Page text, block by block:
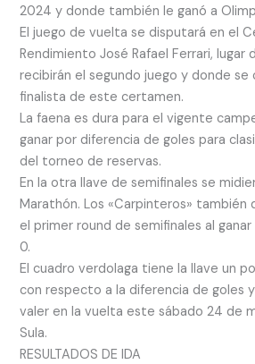
2024 y donde también le ganó a
El juego de vuelta se disputará en el
Rendimiento José Rafael Ferrari, lugar
recibirán el segundo juego y donde se
finalista de este certamen.
La faena es dura para el vigente
ganar por diferencia de goles para
del torneo de reservas.
En la otra llave de semifinales se
Marathón. Los «Carpinteros» también
el primer round de semifinales al
0.
El cuadro verdolaga tiene la llave un
con respecto a la diferencia de goles
valer en la vuelta este sábado 24 de
Sula.
RESULTADOS DE IDA